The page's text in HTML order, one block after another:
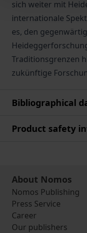
sich weiter mit
internationale
es, den
Traditionsgrenzen
zukünftige
Bibliographical
Product safety
About Nomos
Nomos Publishing
Press Service
Career
Our publishers